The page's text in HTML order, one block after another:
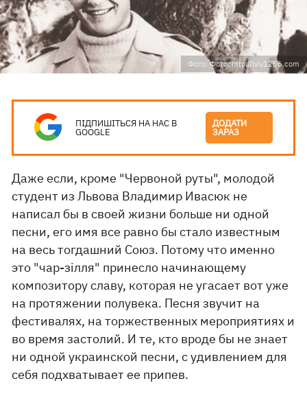
Фото: Фото: http://lviv1256.com
ПІДПИШІТЬСЯ НА НАС В
GOOGLE
ДОДАТИ
ЗАРАЗ
Даже если, кроме "Червоной руты", молодой
студент из Львова Владимир Ивасюк не
написал бы в своей жизни больше ни одной
песни, его имя все равно бы стало известным
на весь тогдашний Союз. Потому что именно
это "чар-зілля" принесло начинающему
композитору славу, которая не угасает вот уже
на протяжении полувека. Песня звучит на
фестивалях, на торжественных мероприятиях и
во время застолий. И те, кто вроде бы не знает
ни одной украинской песни, с удивлением для
себя подхватывает ее припев.